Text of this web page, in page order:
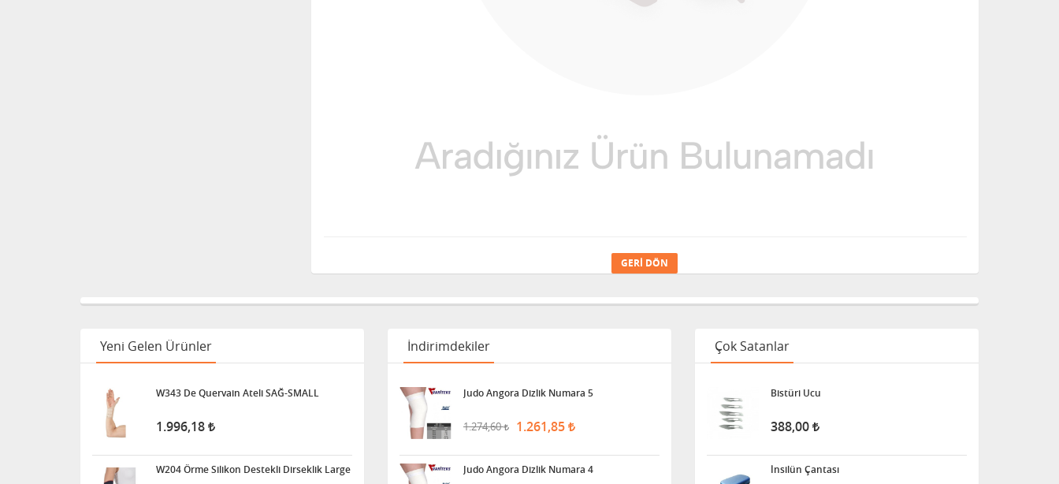
GERI DÖN
Yeni Gelen Ürünler
W343 De Quervain Ateli SAĞ-SMALL
1.996,18
W204 Örme Silikon Destekli Dirseklik Large
İndirimdekiler
Judo Angora Dizlik Numara 5
1.274,60 1.261,85
Judo Angora Dizlik Numara 4
Çok Satanlar
Bistüri Ucu
388,00
İnsilün Çantası